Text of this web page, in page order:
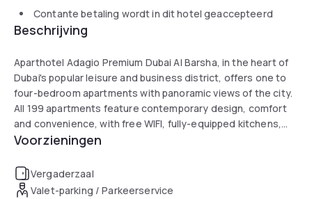
Contante betaling wordt in dit hotel geaccepteerd
Beschrijving
Aparthotel Adagio Premium Dubai Al Barsha, in the heart of
Dubai's popular leisure and business district, offers one to
four-bedroom apartments with panoramic views of the city.
All 199 apartments feature contemporary design, comfort
and convenience, with free WIFI, fully-equipped kitchens,
and laundry facilities. At the adjacent Novotel al Barsha,
fitness centre, pool, and meeting rooms. The Mashreq
Metro Station is less than 3 minutes away.
Voorzieningen
Vergaderzaal
Valet-parking / Parkeerservice